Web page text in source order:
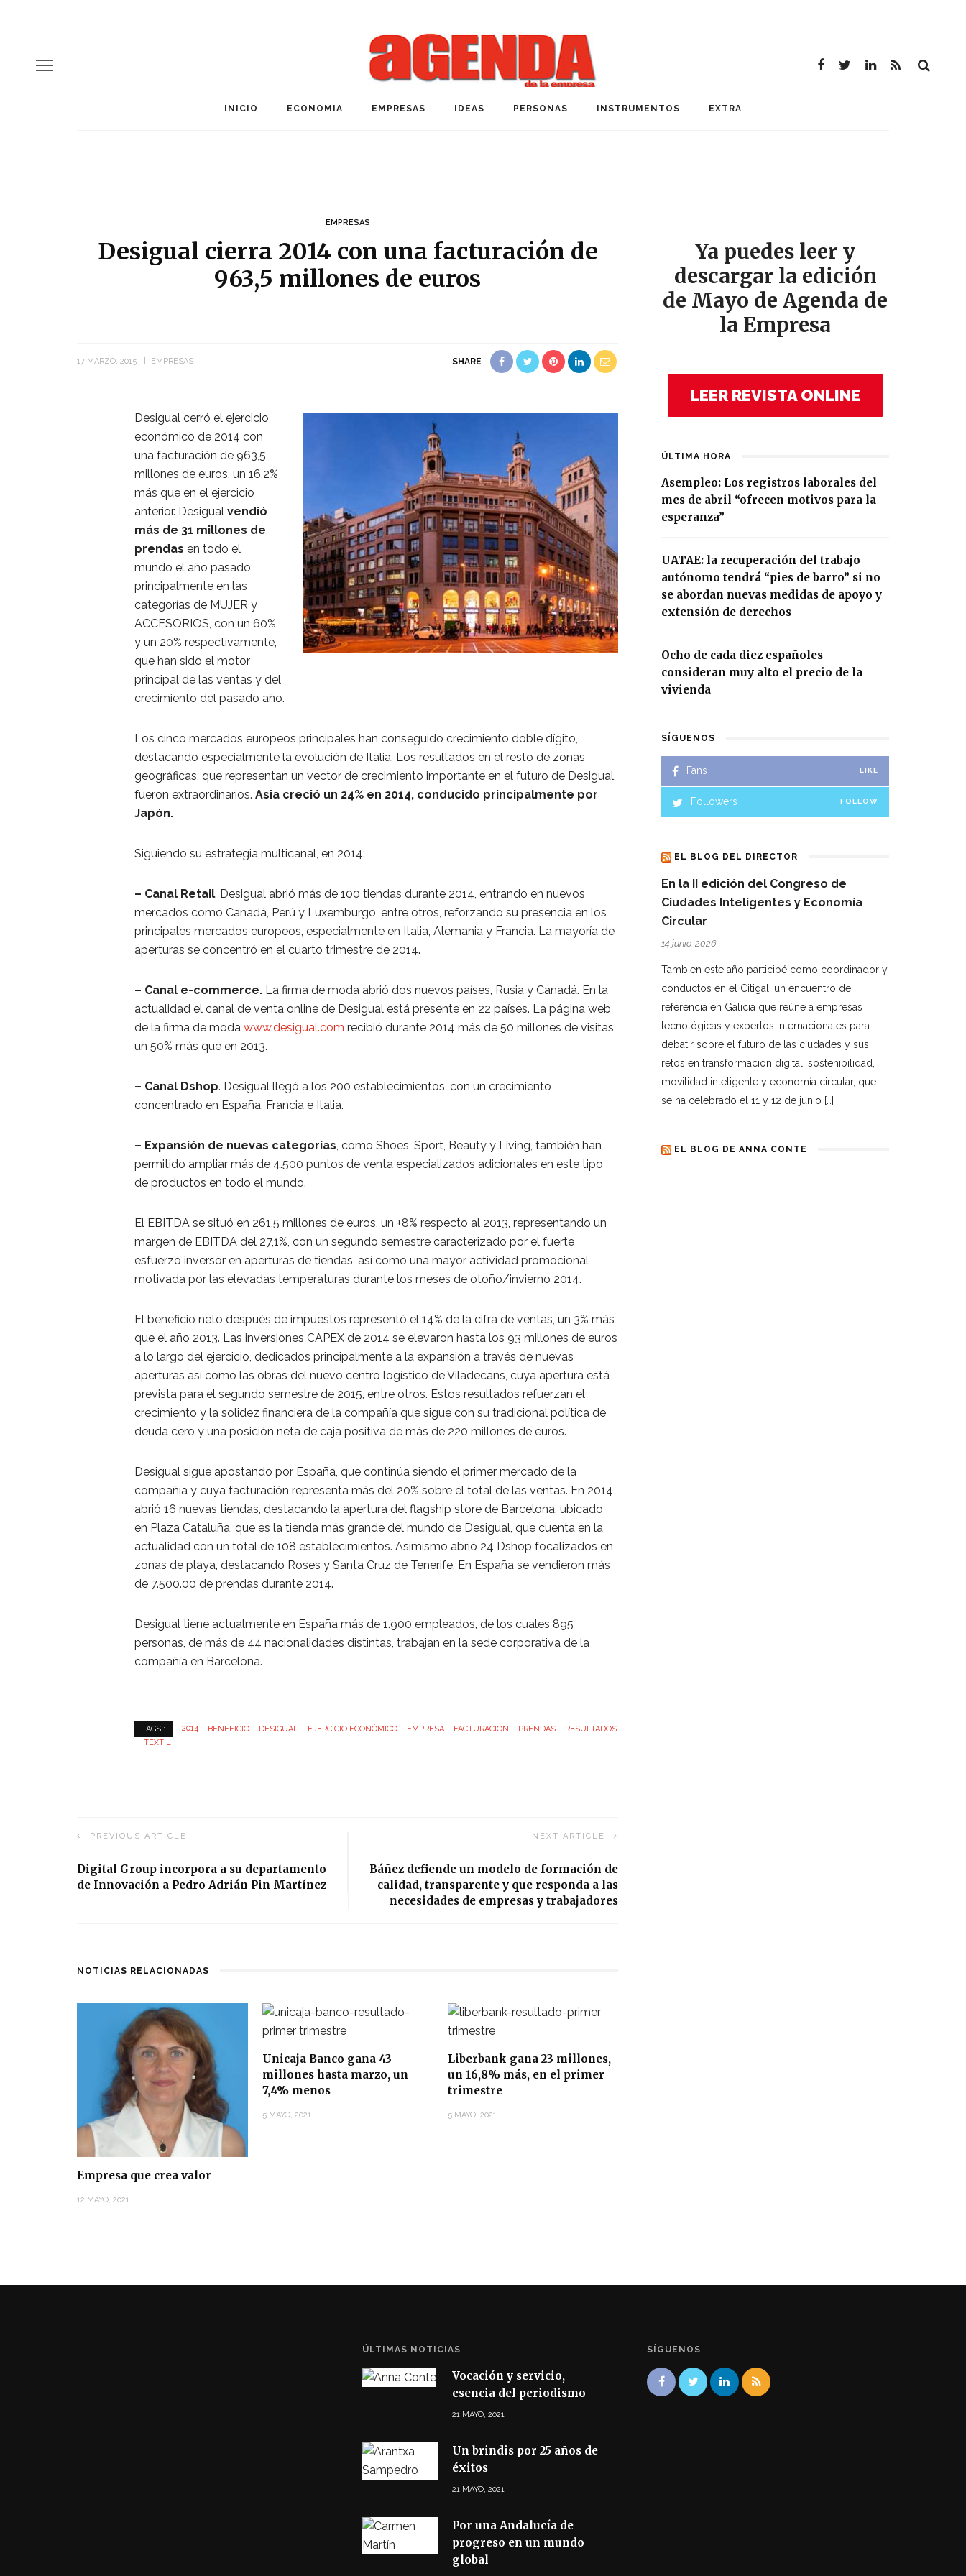
INICIO ECONOMIA EMPRESAS IDEAS PERSONAS INSTRUMENTOS EXTRA
EMPRESAS
Desigual cierra 2014 con una facturación de
963,5 millones de euros
17 MARZO, 2015 EMPRESAS SHARE
Desigual cerró el ejercicio
económico de 2014 con
una facturación de 963,5
millones de euros, un 16,2%
más que en el ejercicio
anterior. Desigual vendió
más de 31 millones de
prendas en todo el
mundo el año pasado,
principalmente en las
categorías de MUJER y
ACCESORIOS, con un 60%
y un 20% respectivamente,
que han sido el motor
principal de las ventas y del
crecimiento del pasado año.
Los cinco mercados europeos principales han conseguido crecimiento doble dígito,
destacando especialmente la evolución de Italia. Los resultados en el resto de zonas
geográficas, que representan un vector de crecimiento importante en el futuro de Desigual,
fueron extraordinarios. Asia creció un 24% en 2014, conducido principalmente por
Japón.
Siguiendo su estrategia multicanal, en 2014:
– Canal Retail. Desigual abrió más de 100 tiendas durante 2014, entrando en nuevos
mercados como Canadá, Perú y Luxemburgo, entre otros, reforzando su presencia en los
principales mercados europeos, especialmente en Italia, Alemania y Francia. La mayoría de
aperturas se concentró en el cuarto trimestre de 2014.
– Canal e-commerce. La firma de moda abrió dos nuevos países, Rusia y Canadá. En la
actualidad el canal de venta online de Desigual está presente en 22 países. La página web
de la firma de moda www.desigual.com recibió durante 2014 más de 50 millones de visitas,
un 50% más que en 2013.
– Canal Dshop. Desigual llegó a los 200 establecimientos, con un crecimiento
concentrado en España, Francia e Italia.
– Expansión de nuevas categorías, como Shoes, Sport, Beauty y Living, también han
permitido ampliar más de 4.500 puntos de venta especializados adicionales en este tipo
de productos en todo el mundo.
El EBITDA se situó en 261,5 millones de euros, un +8% respecto al 2013, representando un
margen de EBITDA del 27,1%, con un segundo semestre caracterizado por el fuerte
esfuerzo inversor en aperturas de tiendas, así como una mayor actividad promocional
motivada por las elevadas temperaturas durante los meses de otoño/invierno 2014.
El beneficio neto después de impuestos representó el 14% de la cifra de ventas, un 3% más
que el año 2013. Las inversiones CAPEX de 2014 se elevaron hasta los 93 millones de euros
a lo largo del ejercicio, dedicados principalmente a la expansión a través de nuevas
aperturas así como las obras del nuevo centro logístico de Viladecans, cuya apertura está
prevista para el segundo semestre de 2015, entre otros. Estos resultados refuerzan el
crecimiento y la solidez financiera de la compañía que sigue con su tradicional política de
deuda cero y una posición neta de caja positiva de más de 220 millones de euros.
Desigual sigue apostando por España, que continúa siendo el primer mercado de la
compañía y cuya facturación representa más del 20% sobre el total de las ventas. En 2014
abrió 16 nuevas tiendas, destacando la apertura del flagship store de Barcelona, ubicado
en Plaza Cataluña, que es la tienda más grande del mundo de Desigual, que cuenta en la
actualidad con un total de 108 establecimientos. Asimismo abrió 24 Dshop focalizados en
zonas de playa, destacando Roses y Santa Cruz de Tenerife. En España se vendieron más
de 7.500.00 de prendas durante 2014.
Desigual tiene actualmente en España más de 1.900 empleados, de los cuales 895
personas, de más de 44 nacionalidades distintas, trabajan en la sede corporativa de la
compañía en Barcelona.
TAGS : 2014 BENEFICIO DESIGUAL EJERCICIO ECONÓMICO EMPRESA FACTURACIÓN PRENDAS
RESULTADOS
TEXTIL
PREVIOUS ARTICLE
Digital Group incorpora a su departamento
de Innovación a Pedro Adrián Pin Martínez
NEXT ARTICLE
Báñez defiende un modelo de formación de
calidad, transparente y que responda a las
necesidades de empresas y trabajadores
NOTICIAS RELACIONADAS
Empresa que crea valor
12 MAYO, 2021
Unicaja Banco gana 43
millones hasta marzo, un
7,4% menos
5 MAYO, 2021
Liberbank gana 23 millones,
un 16,8% más, en el primer
trimestre
5 MAYO, 2021
Ya puedes leer y
descargar la edición
de Mayo de Agenda de
la Empresa
LEER REVISTA ONLINE
ÚLTIMA HORA
Asempleo: Los registros laborales del
mes de abril “ofrecen motivos para la
esperanza”
UATAE: la recuperación del trabajo
autónomo tendrá “pies de barro” si no
se abordan nuevas medidas de apoyo y
extensión de derechos
Ocho de cada diez españoles
consideran muy alto el precio de la
vivienda
SÍGUENOS
Fans LIKE
Followers FOLLOW
EL BLOG DEL DIRECTOR
En la II edición del Congreso de
Ciudades Inteligentes y Economía
Circular
14 junio, 2026
Tambien este año participé como coordinador y
conductos en el Citigal; un encuentro de
referencia en Galicia que reúne a empresas
tecnológicas y expertos internacionales para
debatir sobre el futuro de las ciudades y sus
retos en transformación digital, sostenibilidad,
movilidad inteligente y economía circular, que
se ha celebrado el 11 y 12 de junio […]
EL BLOG DE ANNA CONTE
ÚLTIMAS NOTICIAS
Vocación y servicio,
esencia del periodismo
21 MAYO, 2021
Un brindis por 25 años de
éxitos
21 MAYO, 2021
Por una Andalucía de
progreso en un mundo
global
SÍGUENOS